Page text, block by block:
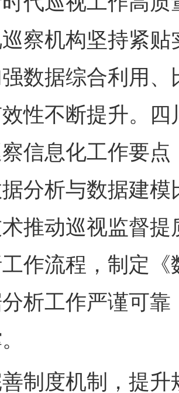
察机构坚持紧
数据综合利用
性不断提升。
信息化工作要
分析与数据建
推动巡视监督
作流程，制定
析工作严谨可
度机制，提升